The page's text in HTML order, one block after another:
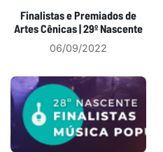
Finalistas e Premiados de
Artes Cênicas | 29º Nascente
06/09/2022